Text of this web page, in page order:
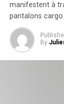
manifestent à
pantalons
By